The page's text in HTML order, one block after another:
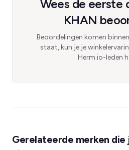
Wees de eerste
KHAN
Beoordelingen komen
staat, kun je je
Herm.io-leden
Gerelateerde merken die